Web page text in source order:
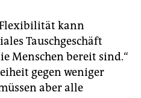
Flexibilität kann
Tauschgeschäft
Menschen bereit sind.“
gegen weniger
aber alle